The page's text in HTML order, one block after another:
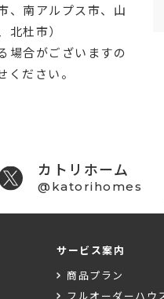
、南アルプス市、山
杜市）
場合がございますの
ださい。
カトリホーム
@katorihomes
サービス案内
商品プラン
フルオーダーハウ